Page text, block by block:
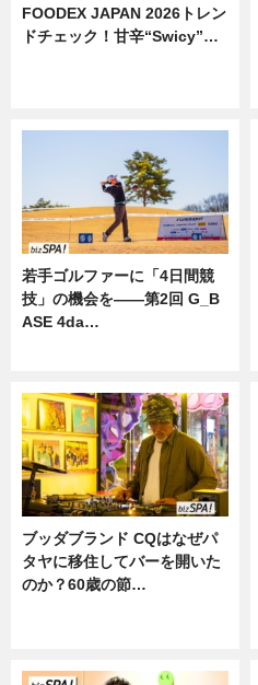
FOODEX JAPAN 2026トレン
ドチェック！甘辛“Swicy”…
若手ゴルファーに「4日間競
技」の機会を——第2回 G_B
ASE 4da…
ブッダブランド CQはなぜパ
タヤに移住してバーを開いた
のか？60歳の節…